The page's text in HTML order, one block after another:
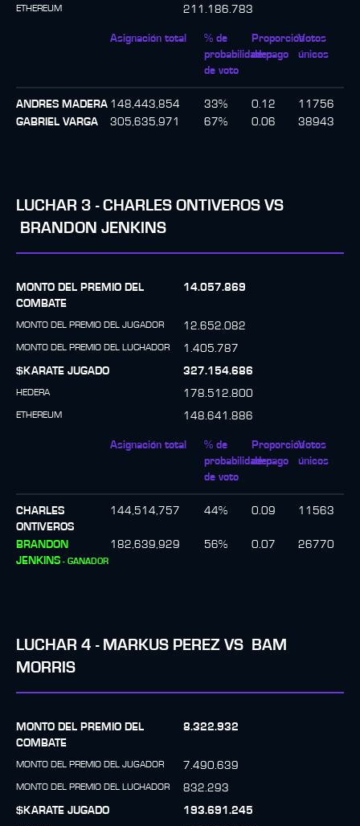
ETHEREUM 211.186.783
Asignación total
% de
probabilidades
de voto
Proporción
de pago
Votos
únicos
ANDRES MADERA 148,443,854 33% 0.12
11756
GABRIEL VARGA
305,635,971 67% 0.06 38943
LUCHAR 3 - CHARLES ONTIVEROS VS
BRANDON JENKINS
MONTO DEL PREMIO DEL
COMBATE
14.057.869
MONTO DEL PREMIO DEL JUGADOR 12.652.082
MONTO DEL PREMIO DEL LUCHADOR
1.405.787
$KARATE JUGADO
327.154.686
HEDERA 178.512.800
ETHEREUM 148.641.886
Asignación total
% de
probabilidades
de voto
Proporción
de pago
Votos
únicos
CHARLES
ONTIVEROS
144,514,757 44% 0.09 11563
BRANDON
JENKINS - GANADOR
182,639,929 56% 0.07 26770
LUCHAR 4 - MARKUS PEREZ VS
BAM
MORRIS
MONTO DEL PREMIO DEL
COMBATE
8.322.932
MONTO DEL PREMIO DEL JUGADOR 7.490.639
MONTO DEL PREMIO DEL LUCHADOR
832.293
$KARATE JUGADO
193.691.245